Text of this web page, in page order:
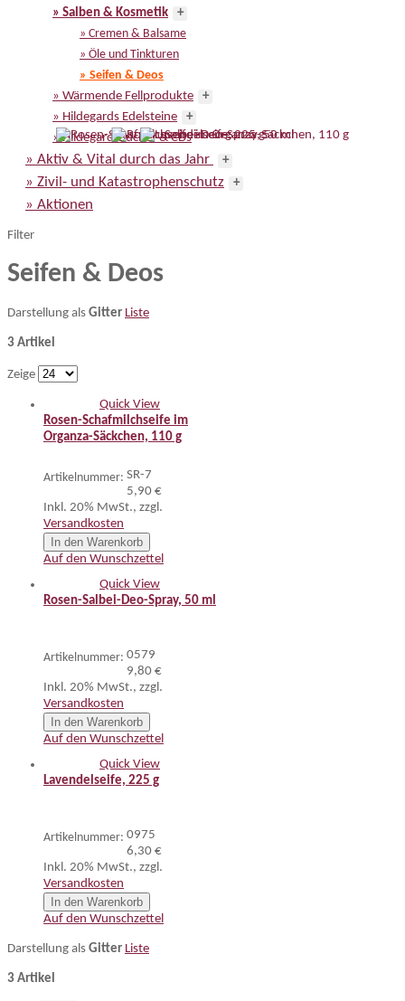
» Salben & Kosmetik
+
» Cremen & Balsame
» Öle und Tinkturen
» Seifen & Deos
» Wärmende Fellprodukte
+
» Hildegards Edelsteine
+
» Hildegard-Bücher & CDs
» Aktiv & Vital durch das Jahr +
» Zivil- und Katastrophenschutz +
» Aktionen
Filter
Seifen & Deos
Darstellung als Gitter Liste
3 Artikel
Zeige
Quick View
Rosen-Schafmilchseife im
Organza-Säckchen, 110 g
Artikelnummer: SR-7
5,90 €
Inkl. 20% MwSt., zzgl.
Versandkosten
In den Warenkorb
Auf den Wunschzettel
Quick View
Rosen-Salbei-Deo-Spray, 50 ml
Artikelnummer: 0579
9,80 €
Inkl. 20% MwSt., zzgl.
Versandkosten
In den Warenkorb
Auf den Wunschzettel
Quick View
Lavendelseife, 225 g
Artikelnummer: 0975
6,30 €
Inkl. 20% MwSt., zzgl.
Versandkosten
In den Warenkorb
Auf den Wunschzettel
Darstellung als Gitter Liste
3 Artikel